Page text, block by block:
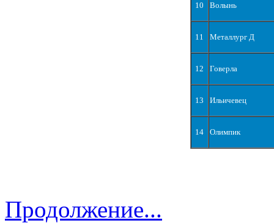
10 Волынь
11 Металлург Д
12 Говерла
13 Ильичевец
14 Олимпик
Продолжение...